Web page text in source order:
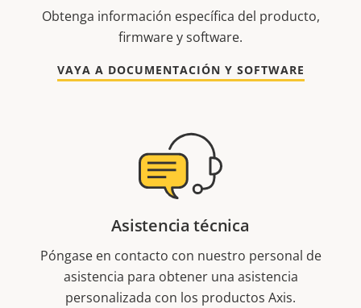
Obtenga información específica del producto,
firmware y software.
VAYA A DOCUMENTACIÓN Y SOFTWARE
Asistencia técnica
Póngase en contacto con nuestro personal de
asistencia para obtener una asistencia
personalizada con los productos Axis.